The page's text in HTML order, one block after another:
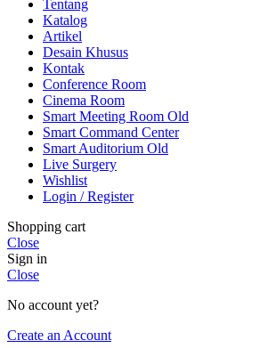
Tentang
Katalog
Artikel
Desain Khusus
Kontak
Conference Room
Cinema Room
Smart Meeting Room Old
Smart Command Center
Smart Auditorium Old
Live Surgery
Wishlist
Login / Register
Shopping cart
Close
Sign in
Close
No account yet?
Create an Account